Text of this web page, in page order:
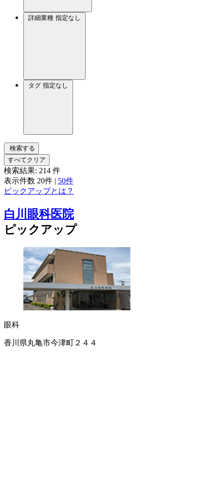
詳細業種 指定なし
タグ 指定なし
検索する
すべてクリア
検索結果: 214 件
表示件数 20件 | 50件
ピックアップとは？
白川眼科医院
ピックアップ
眼科
香川県丸亀市今津町２４４